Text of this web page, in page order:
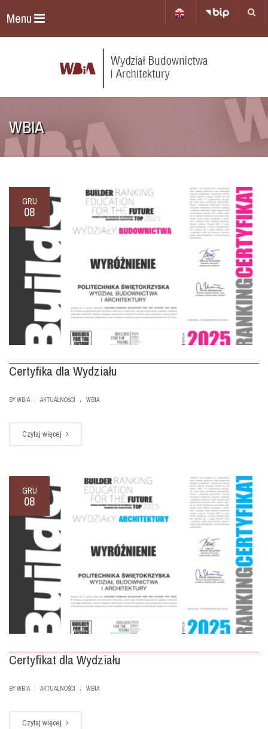
Menu
WBIA
GRU
08
Certyfika dla Wydziału
BYWBIA AKTUALNOŚCI . WBIA
Czytaj więcej
GRU
08
Certyfikat dla Wydziału
BYWBIA AKTUALNOŚCI . WBIA
Czytaj więcej